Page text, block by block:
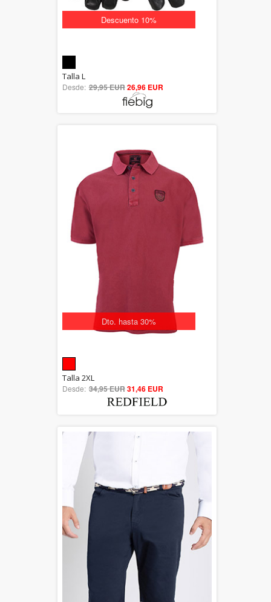
Descuento 10%
out of 5
Talla L
Desde: 29,95 EUR26,96 EUR
Dto. hasta 30%
out of 5
Talla 2XL
Desde: 34,95 EUR31,46 EUR